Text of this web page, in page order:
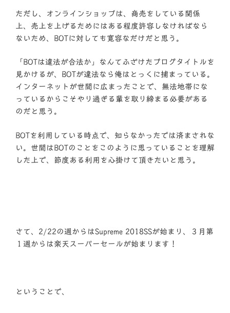
ただし、オンラインショップは、商売をしている関係
上、売上を上げるためにはある程度許容しなければなら
ないため、BOTに対しても寛容なだけだと思う。
「BOTは違法が合法か」なんてふざけたブログタイトルを
見かけるが、BOTが違法なら俺はとっくに捕まっている。
インターネットが世間に広まったことで、無法地帯にな
っているからこそやり過ぎる輩を取り締まる必要がある
のだと思う。
BOTを利用している時点で、知らなかったでは済まされな
い。世間はBOTのことをこのように思っていることを理解
した上で、節度ある利用を心掛けて頂きたいと思う。
さて、2/22の週からはSupreme 2018SSが始まり、３月第
１週からは楽天スーパーセールが始まります！
ということで、